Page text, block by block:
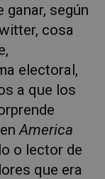
según
cosa
electoral,
a que los
America
o lector de
que era